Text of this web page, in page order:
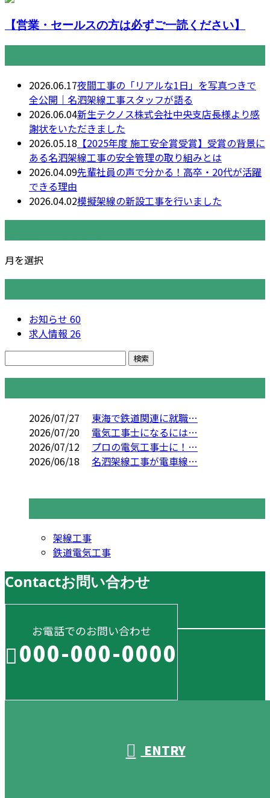
【営業・セールスの方は必ずご一読ください】
2026.06.17夜間工事の「リアルな1日」を写真つきで
全公開｜名泗架線工事スタッフが語る
2026.06.04新生テクノス株式会社中央支店長様より感
謝状をいただきました
2026.05.18 【2025年度 施工安全賞受賞】受賞の背景に
ある名泗架線工事の安全管理の取り組みとは
2026.04.09先輩社員の声で分かる！高卒・20代が活躍
できる理由
2026.04.02模擬架線の新設工事を行いました
月を選択
お知らせ 60
求人情報 26
2026/07/27
東海で鉄道関連に就職…
2026/07/20
電気工事士になるには…
2026/07/12
プロの電気工事士に！…
2026/06/18
名泗架線工事が電車線…
架線工事
鉄道電気工事
Contactお問い合わせ
お電話でのお問い合わせ
000-000-0000
ENTRY